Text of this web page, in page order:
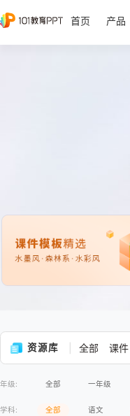
首页 产品
资源库 全部 课件
年级: 全部 一年级
学科: 全部 语文